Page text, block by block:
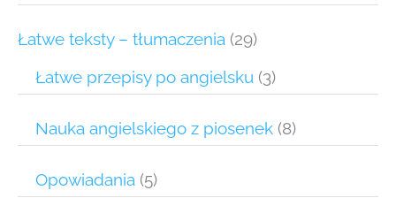
Łatwe teksty – tłumaczenia (29)
Łatwe przepisy po angielsku (3)
Nauka angielskiego z piosenek (8)
Opowiadania (5)